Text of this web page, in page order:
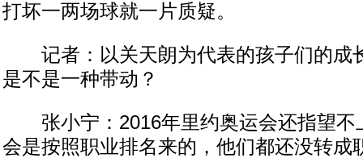
打坏一两场球就一片质疑。
记者：以关天朗为代表的孩子们的成
是不是一种带动？
张小宁：2016年里约奥运会还指望不
会是按照职业排名来的，他们都还没转成